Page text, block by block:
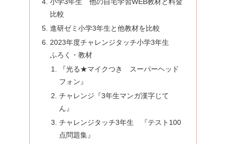
小学3年生 他の自宅学習WEB教材と料金
比較
進研ゼミ小学3年生と他教材を比較
2023年度チャレンジタッチ小学3年生
ふろく・教材
『光る★マイクつき スーパーヘッド
フォン』
チャレンジ『3年生マンガ漢字じて
ん』
チャレンジタッチ3年生 『テスト100
点問題集』